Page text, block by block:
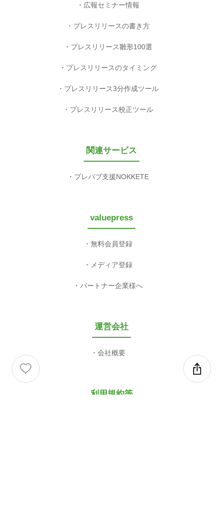
広報セミナー情報
プレスリリースの書き方
プレスリリース雛形100選
プレスリリースのタイミング
プレスリリース3分作成ツール
プレスリリース校正ツール
関連サービス
プレパブ支援NOKKETE
valuepress
無料会員登録
メディア登録
パートナー企業様へ
運営会社
会社概要
利用規約等